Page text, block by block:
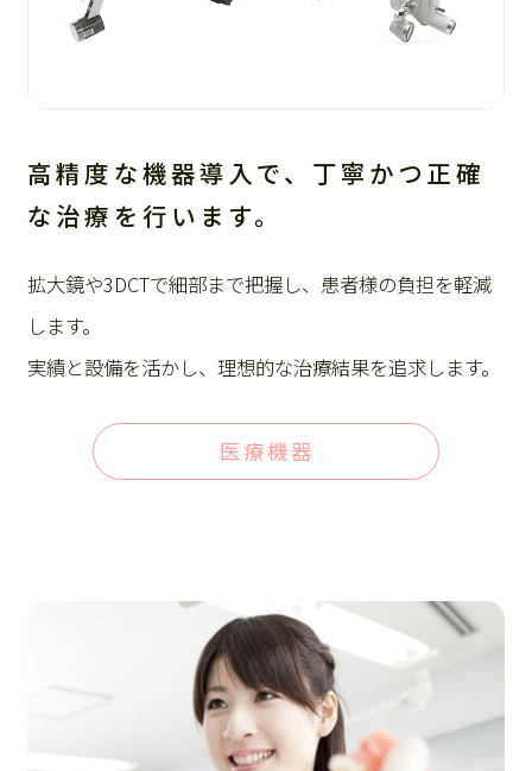
高精度な機器導入で、丁寧かつ正確
な治療を行います。
拡大鏡や3DCTで細部まで把握し、患者様の負担を軽減
します。
実績と設備を活かし、理想的な治療結果を追求します。
医療機器